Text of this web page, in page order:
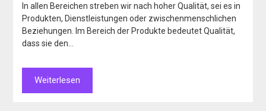
In allen Bereichen streben wir nach hoher Qualität, sei es in
Produkten, Dienstleistungen oder zwischenmenschlichen
Beziehungen. Im Bereich der Produkte bedeutet Qualität,
dass sie den…
Weiterlesen